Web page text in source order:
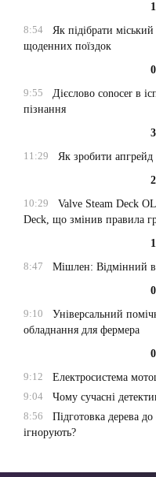
8:54
Як підібрати
щоденних поїздок
9:55
Дієслово conocer в
пізнання
11:29
Як зробити апгрейд
10:29
Valve Steam Deck
Deck, що змінив правила
8:47
Мішлен: Відмінний
9:10
Універсальний
обладнання для фермера
9:12
Електросистема
9:04
Чому сучасні
8:56
Підготовка дерева
ігнорують?